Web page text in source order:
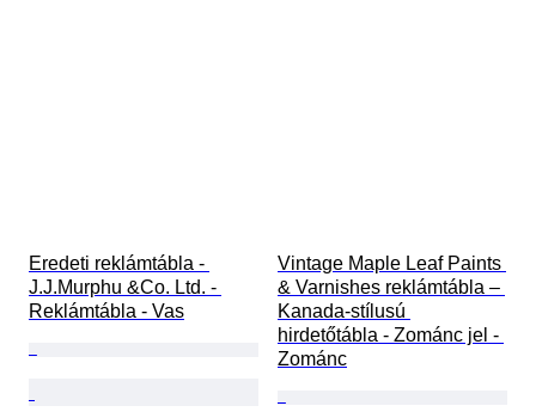
Eredeti reklámtábla -
J.J.Murphu &Co. Ltd. -
Reklámtábla - Vas
Vintage Maple Leaf Paints
& Varnishes reklámtábla –
Kanada-stílusú
hirdetőtábla - Zománc jel -
Zománc